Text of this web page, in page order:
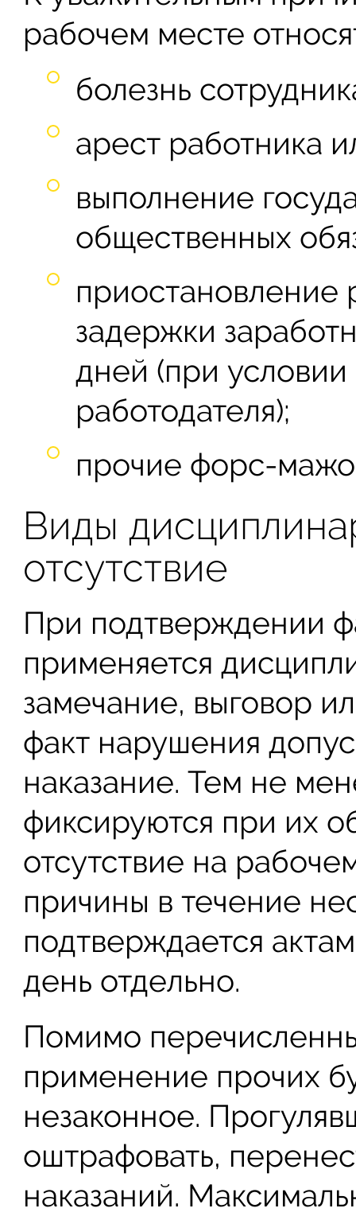
рабочем месте
болезнь
арест работника
выполнение
общественных
приостановление
задержки
дней (при
работодателя);
прочие форс-
Виды
отсутствие
При подтверждении
применяется
замечание, выговор
факт нарушения
наказание. Тем не
фиксируются при их
отсутствие на
причины в течение
подтверждается
день отдельно.
Помимо
применение прочих
незаконное.
оштрафовать,
наказаний.